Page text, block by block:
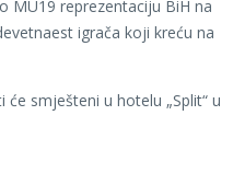
MU19 reprezentaciju BiH na
igrača koji kreću na
smješteni u hotelu „Split“ u